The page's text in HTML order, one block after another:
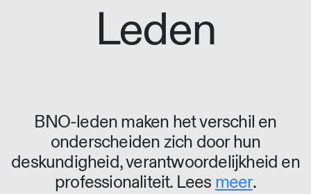
Leden
BNO-leden maken het verschil en
onderscheiden zich door hun
deskundigheid, verantwoordelijkheid en
professionaliteit. Lees meer.